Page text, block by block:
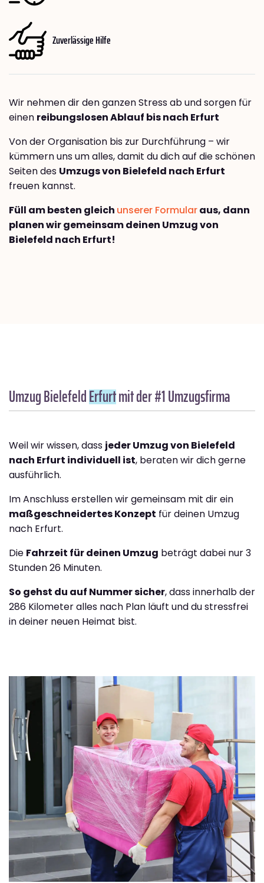
Zuverlässige Hilfe
Wir nehmen dir den ganzen Stress ab und sorgen für
einen reibungslosen Ablauf bis nach Erfurt
Von der Organisation bis zur Durchführung – wir
kümmern uns um alles, damit du dich auf die schönen
Seiten des Umzugs von Bielefeld nach Erfurt
freuen kannst.
Füll am besten gleich unserer Formularaus, dann
planen wir gemeinsam deinen Umzug von
Bielefeld nach Erfurt!
Umzug BielefeldErfurtmit der #1 Umzugsfirma
Weil wir wissen, dass jeder Umzug von Bielefeld
nach Erfurt individuell ist, beraten wir dich gerne
ausführlich.
Im Anschluss erstellen wir gemeinsam mit dir ein
maßgeschneidertes Konzept für deinen Umzug
nach Erfurt.
Die Fahrzeit für deinen Umzug beträgt dabei nur 3
Stunden 26 Minuten.
So gehst du auf Nummer sicher, dass innerhalb der
286 Kilometer alles nach Plan läuft und du stressfrei
in deiner neuen Heimat bist.